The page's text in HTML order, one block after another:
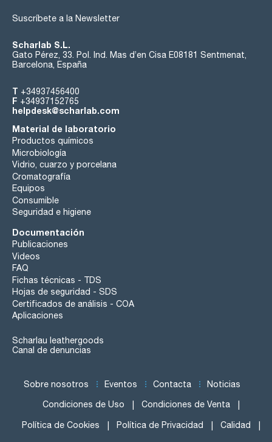
Suscríbete a la Newsletter
Scharlab S.L.
Gato Pérez, 33. Pol. Ind. Mas d’en Cisa E08181 Sentmenat,
Barcelona, España
T +34937456400
F +34937152765
helpdesk@scharlab.com
Material de laboratorio
Productos químicos
Microbiología
Vidrio, cuarzo y porcelana
Cromatografía
Equipos
Consumible
Seguridad e higiene
Documentación
Publicaciones
Videos
FAQ
Fichas técnicas - TDS
Hojas de seguridad - SDS
Certificados de análisis - COA
Aplicaciones
Scharlau leathergoods
Canal de denuncias
Sobre nosotros Eventos Contacta Noticias
Condiciones de Uso Condiciones de Venta
Política de Cookies Política de Privacidad Calidad